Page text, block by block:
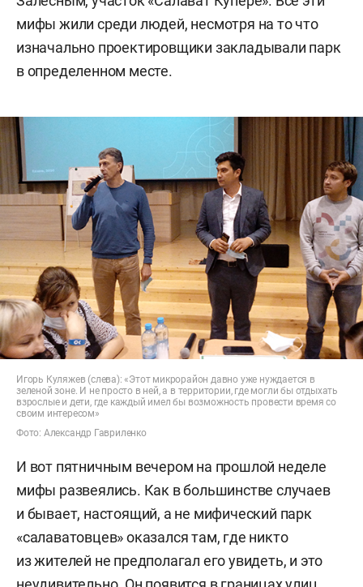
мифы жили среди людей, несмотря на то что
изначально проектировщики закладывали парк
в определенном месте.
Игорь Куляжев (слева): «Этот микрорайон давно уже нуждается в
зеленой зоне. И не просто в ней, а в территории, где могли бы отдыхать
взрослые и дети, где каждый имел бы возможность провести время со
своим интересом»
Фото: Александр Гавриленко
И вот пятничным вечером на прошлой неделе
мифы развеялись. Как в большинстве случаев
и бывает, настоящий, а не мифический парк
«салаватовцев» оказался там, где никто
из жителей не предполагал его увидеть, и это